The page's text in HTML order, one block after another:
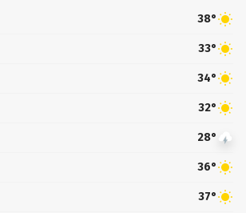
38°
33°
34°
32°
28°
36°
37°